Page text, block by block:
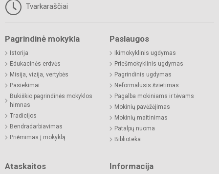
Tvarkaraščiai
Pagrindinė mokykla
Istorija
Edukacinės erdvės
Misija, vizija, vertybės
Pasiekimai
Bukiškio pagrindinės mokyklos
himnas
Tradicijos
Bendradarbiavimas
Priėmimas į mokyklą
Paslaugos
Ikimokyklinis ugdymas
Priešmokyklinis ugdymas
Pagrindinis ugdymas
Neformalusis švietimas
Pagalba mokiniams ir tėvams
Mokinių pavėžėjimas
Mokinių maitinimas
Patalpų nuoma
Biblioteka
Ataskaitos Informacija